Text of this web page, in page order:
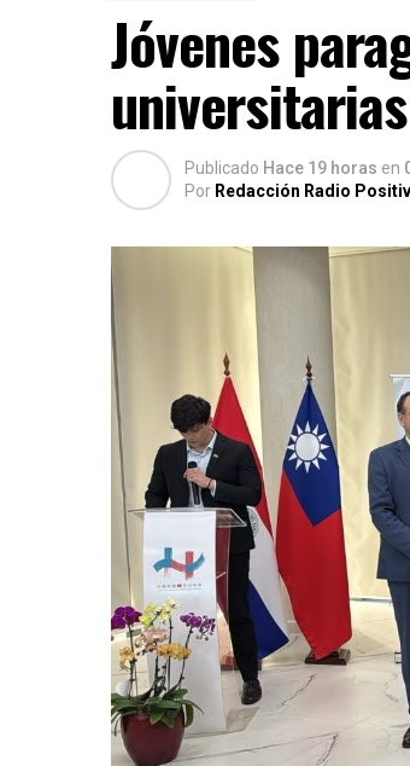
Jóvenes
Publicado Hace 19 horas en
Por Redacción Radio